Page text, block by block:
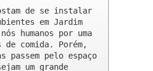
de se instalar
em Jardim
humanos por uma
comida. Porém,
passem pelo espaço
um grande